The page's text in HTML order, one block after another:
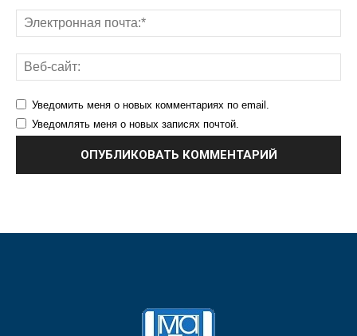
Уведомить меня о новых комментариях по email.
Уведомлять меня о новых записях почтой.